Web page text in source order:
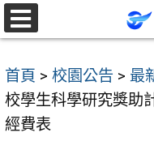
跳
至
要
內
容
首頁 > 校園公告 > 最
校學生科學研究獎助
經費表
選
單